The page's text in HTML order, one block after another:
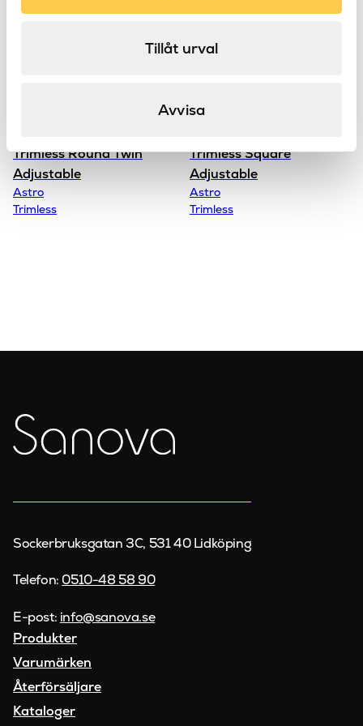
Tillåt urval
Avvisa
Trimless Round Twin
Adjustable
Astro
Trimless
Trimless Square
Adjustable
Astro
Trimless
Sockerbruksgatan 3C, 531 40 Lidköping
Telefon: 0510-48 58 90
E-post: info@sanova.se
Produkter
Varumärken
Återförsäljare
Kataloger